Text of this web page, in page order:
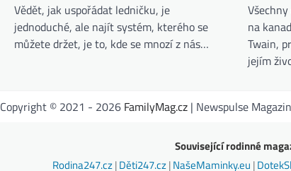
Vědět, jak uspořádat ledničku, je
jednoduché, ale najít systém, kterého se
můžete držet, je to, kde se mnozí z nás…
na
Twain,
jejím
Copyright © 2021 - 2026 FamilyMag.cz | Newspulse
Související rodinné
Rodina247.cz|Děti247.cz|NašeMaminky.eu |